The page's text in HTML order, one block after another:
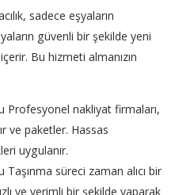
sadece eşyaların
güvenli bir şekilde yeni
Bu hizmeti almanızın
Profesyonel nakliyat firmaları,
ve paketler. Hassas
uygulanır.
Taşınma süreci zaman alıcı bir
ve verimli bir şekilde yaparak